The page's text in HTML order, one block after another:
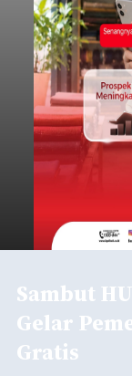
Sambut
Gelar
Gratis